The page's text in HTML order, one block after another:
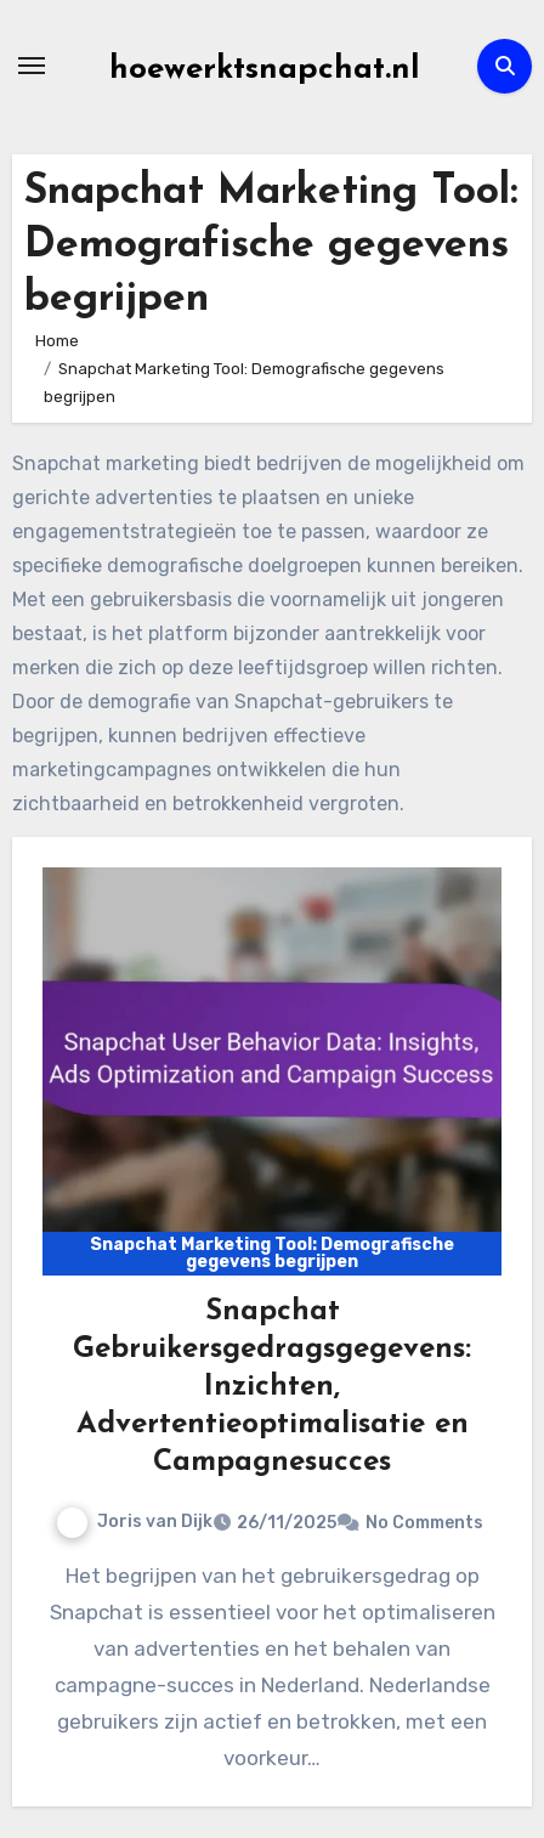
hoewerktsnapchat.nl
Snapchat Marketing Tool:
Demografische gegevens
begrijpen
Home
Snapchat Marketing Tool: Demografische gegevens
begrijpen
Snapchat marketing biedt bedrijven de mogelijkheid om
gerichte advertenties te plaatsen en unieke
engagementstrategieën toe te passen, waardoor ze
specifieke demografische doelgroepen kunnen bereiken.
Met een gebruikersbasis die voornamelijk uit jongeren
bestaat, is het platform bijzonder aantrekkelijk voor
merken die zich op deze leeftijdsgroep willen richten.
Door de demografie van Snapchat-gebruikers te
begrijpen, kunnen bedrijven effectieve
marketingcampagnes ontwikkelen die hun
zichtbaarheid en betrokkenheid vergroten.
Snapchat Marketing Tool: Demografische
gegevens begrijpen
Snapchat
Gebruikersgedragsgegevens:
Inzichten,
Advertentieoptimalisatie en
Campagnesucces
Joris van Dijk 26/11/2025 No Comments
Het begrijpen van het gebruikersgedrag op
Snapchat is essentieel voor het optimaliseren
van advertenties en het behalen van
campagne-succes in Nederland. Nederlandse
gebruikers zijn actief en betrokken, met een
voorkeur…